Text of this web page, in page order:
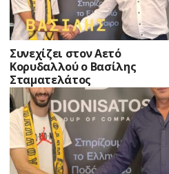
Συνεχίζει στον Αετό
Κορυδαλλού ο Βασίλης
Σταματελάτος